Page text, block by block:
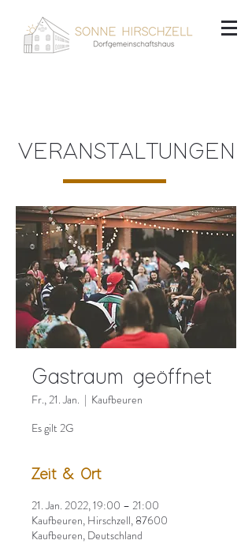
Gastraum geöffnet
Fr., 21. Jan.
  |
Kaufbeuren
Es gilt 2G
Zeit & Ort
21. Jan. 2022, 19:00 – 21:00
Kaufbeuren, Hirschzell, 87600
Kaufbeuren, Deutschland
VERANSTALTUNGEN